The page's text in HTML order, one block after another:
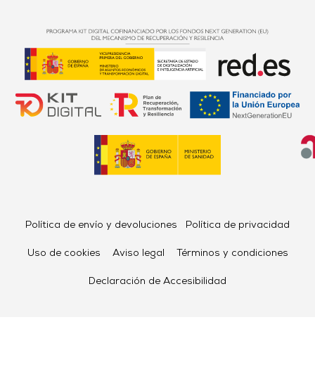
Política de envío y devoluciones Política de privacidad
Uso de cookies Aviso legal Términos y condiciones
Declaración de Accesibilidad